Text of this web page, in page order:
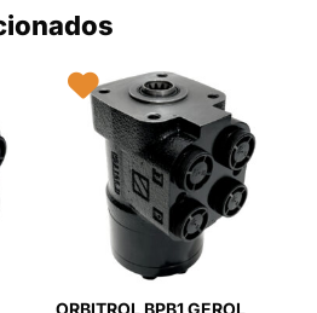
ORBITROL BPB1 GEROL